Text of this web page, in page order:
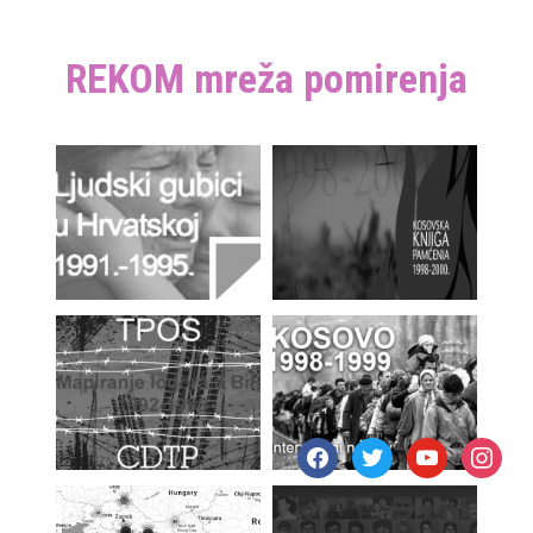
REKOM mreža pomirenja
facebooktwitteryoutube